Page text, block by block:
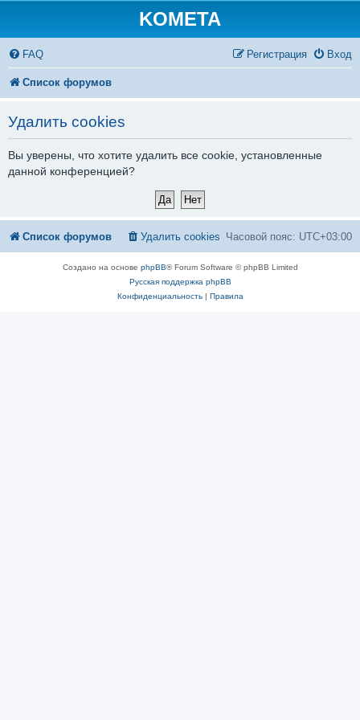
KOMETA
FAQ Вход
Регистрация
Список форумов
Удалить cookies
Вы уверены, что хотите удалить все cookie, установленные
данной конференцией?
Список форумов Часовой пояс: UTC+03:00
Удалить cookies
Создано на основе phpBB® Forum Software © phpBB Limited
Русская поддержка phpBB
Конфиденциальность| Правила